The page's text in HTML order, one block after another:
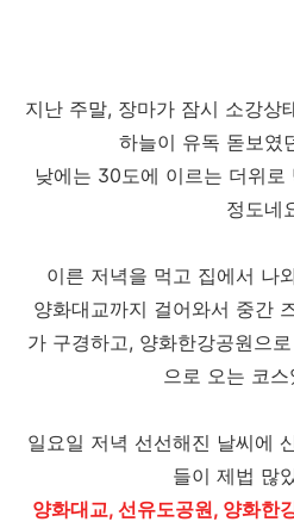
지난 주말, 장마가 잠시 소강상
하늘이 유독 돋보였
낮에는 30도에 이르는 더위
정도네
이른 저녁을 먹고 집에서 나
양화대교까지 걸어와서 중간
가 구경하고, 양화한강공원으
으로 오는 코스
일요일 저녁 선선해진 날씨에
들이 제법 많
양화대교, 선유도공원, 양화한